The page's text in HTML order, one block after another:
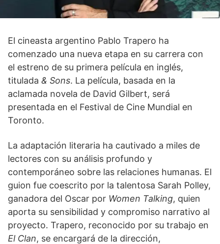
El cineasta argentino Pablo Trapero ha
comenzado una nueva etapa en su carrera con
el estreno de su primera película en inglés,
titulada & Sons. La película, basada en la
aclamada novela de David Gilbert, será
presentada en el Festival de Cine Mundial en
Toronto.
La adaptación literaria ha cautivado a miles de
lectores con su análisis profundo y
contemporáneo sobre las relaciones humanas. El
guion fue coescrito por la talentosa Sarah Polley,
ganadora del Oscar por Women Talking, quien
aporta su sensibilidad y compromiso narrativo al
proyecto. Trapero, reconocido por su trabajo en
El Clan, se encargará de la dirección,